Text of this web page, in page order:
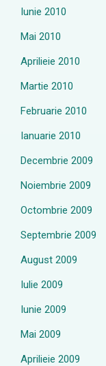
Iunie 2010
Mai 2010
Aprilieie 2010
Martie 2010
Februarie 2010
Ianuarie 2010
Decembrie 2009
Noiembrie 2009
Octombrie 2009
Septembrie 2009
August 2009
Iulie 2009
Iunie 2009
Mai 2009
Aprilieie 2009